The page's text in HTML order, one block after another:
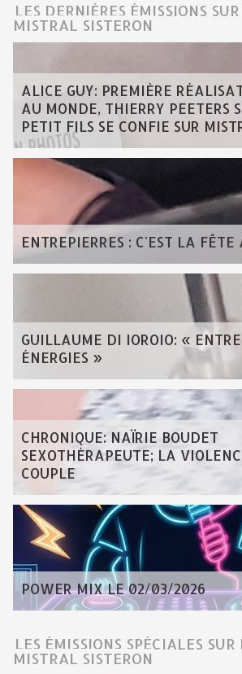
LES DERNIÈRES ÉMISSIONS
MISTRAL SISTERON
ALICE GUY: PREMIÈRE
AU MONDE, THIERRY PEETERS
PETIT FILS SE CONFIE SUR
ENTREPIERRES : C'EST LA
GUILLAUME DI IOROIO: «
ÉNERGIES »
CHRONIQUE: NAÏRIE BOUDET
SEXOTHÉRAPEUTE; LA
COUPLE
POWER MIX LE 02/03/2026
LES ÉMISSIONS SPÉCIALES SUR
MISTRAL SISTERON